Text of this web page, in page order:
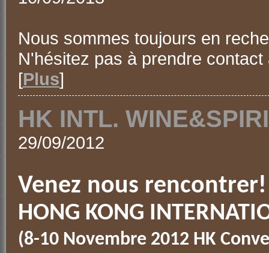
Nous sommes toujours en
N'hésitez pas à prendre
[Plus]
HK INTL.
29/09/2012
Venez nous rencontrer!
HONG KONG
(8-10 Novembre 2012 HK